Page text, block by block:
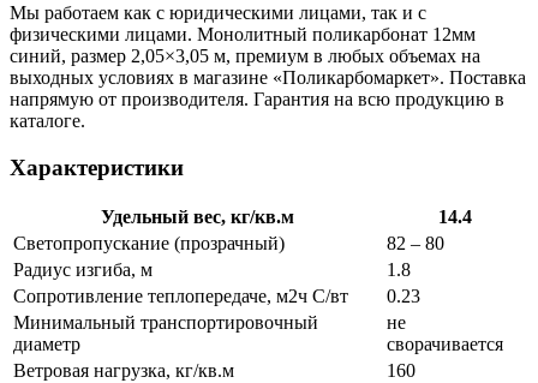
Мы работаем как с юридическими лицами, так и с
физическими лицами. Монолитный поликарбонат 12мм
синий, размер 2,05×3,05 м, премиум в любых объемах на
выходных условиях в магазине «Поликарбомаркет». Поставка
напрямую от производителя. Гарантия на всю продукцию в
каталоге.
Характеристики
Удельный вес, кг/кв.м
14.4
Светопропускание (прозрачный)
82 – 80
Радиус изгиба, м
1.8
Сопротивление теплопередаче, м2ч С/вт
0.23
Минимальный транспортировочный
диаметр
не
сворачивается
Ветровая нагрузка, кг/кв.м
160